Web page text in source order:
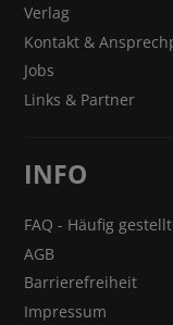
Verlag
Kontakt &
Jobs
Links & Partner
INFO
FAQ - Häufig
AGB
Barrierefreiheit
Impressum